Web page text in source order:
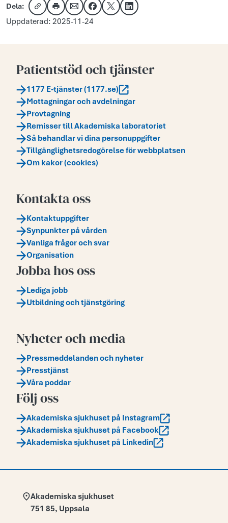
Dela:
Kopiera länk
Skriv utDela via e-post
Dela på Facebook
Dela på XDela på LinkedIn
Uppdaterad: 2025-11-24
Patientstöd och tjänster
1177 E-tjänster (1177.se)
Mottagningar och avdelningar
Provtagning
Remisser till Akademiska laboratoriet
Så behandlar vi dina personuppgifter
Tillgänglighetsredogörelse för webbplatsen
Om kakor (cookies)
Kontakta oss
Kontaktuppgifter
Synpunkter på vården
Vanliga frågor och svar
Organisation
Jobba hos oss
Lediga jobb
Utbildning och tjänstgöring
Nyheter och media
Pressmeddelanden och nyheter
Presstjänst
Våra poddar
Följ oss
Akademiska sjukhuset på Instagram
Akademiska sjukhuset på Facebook
Akademiska sjukhuset på Linkedin
Adress:
Akademiska sjukhuset
751 85, Uppsala